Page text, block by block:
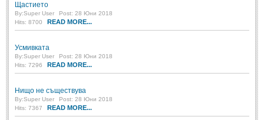
Щастието
By:Super User
Post: 28 Юни 2018
Hits: 8700
READ MORE...
Усмивката
By:Super User
Post: 28 Юни 2018
Hits: 7296
READ MORE...
Нищо не съществува
By:Super User
Post: 28 Юни 2018
Hits: 7367
READ MORE...